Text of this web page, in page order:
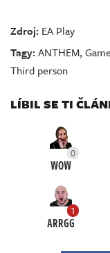
Zdroj: EA Play
Tagy:ANTHEM,
Third person
LÍBIL SE TI
0
WOW
1
ARRGG